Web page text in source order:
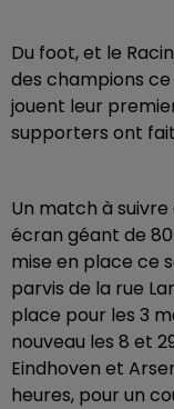
Du foot, et le
des champions ce
jouent leur
supporters ont
Un match à suivre
écran géant de
mise en place ce
parvis de la rue
place pour les 3
nouveau les 8 et
Eindhoven et
heures, pour un